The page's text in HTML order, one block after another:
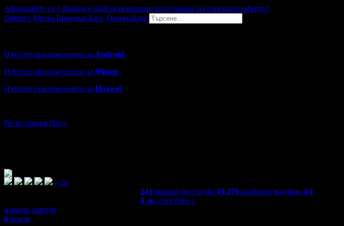
Абонирайте се с Вашия e-mail за безплатно получаване на горещите оферти!
Оферти Места Винетки Блог Опознай.bg
Изтегли приложението за Android.
Изтегли приложението за iPhone.
Изтегли приложението за Huawei.
Регистрация Вход
+26
241 фенове ни следят 19 270 грабнати ваучери 4 €
8лв. спестени с
нашите оферти
8 приза